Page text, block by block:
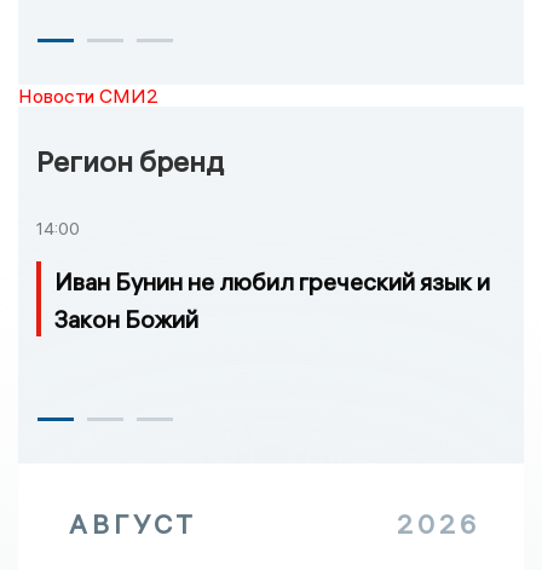
Новости СМИ2
Регион бренд
14:00
Иван Бунин не любил греческий язык и
Закон Божий
АВГУСТ 2026